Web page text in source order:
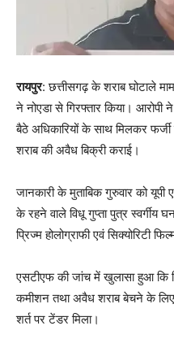
रायपुर: छत्तीसगढ़ के शराब घोटाले
ने नोएडा से गिरफ्तार किया।
बैठे अधिकारियों के साथ मिलकर फर्जी
शराब की अवैध बिक्री कराई।
जानकारी के मुताबिक गुरुवार को
के रहने वाले विधू गुप्ता पुत्र स्वर्गीय
प्रिज्म होलोग्राफी एवं सिक्योरिटी
एसटीएफ की जांच में खुलासा हुआ कि
कमीशन तथा अवैध शराब बेचने के लिए
शर्त पर टेंडर मिला।